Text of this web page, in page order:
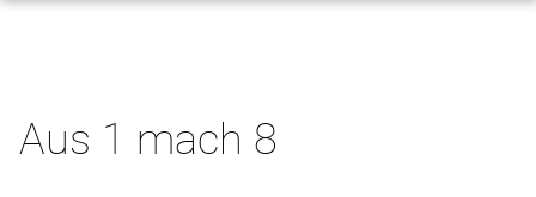
Aus 1 mach 8